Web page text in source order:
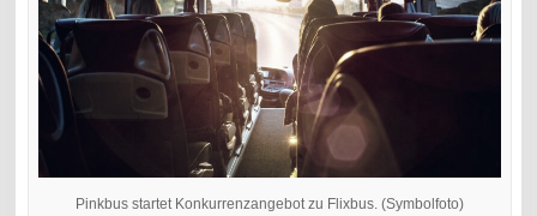
Pinkbus startet Konkurrenzangebot zu Flixbus. (Symbolfoto)